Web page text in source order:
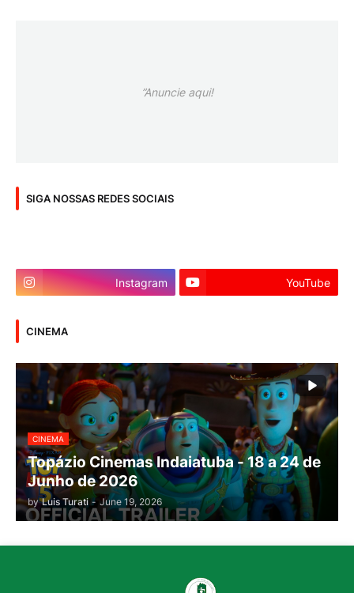
”Anuncie aqui!
SIGA NOSSAS REDES SOCIAIS
Instagram YouTube
CINEMA
CINEMA
Topázio Cinemas Indaiatuba - 18 a 24 de
Junho de 2026
by Luis Turati - June 19, 2026